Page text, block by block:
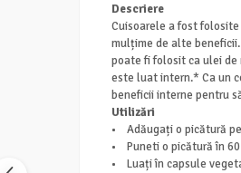
Descriere
Cuisoarele a fost
mulțime de alte
poate fi folosit ca ulei de
este luat intern.* Ca un
beneficii interne pentru
Utilizări
• Adăugați o picătură
• Puneti o picătură în
• Luați în capsule